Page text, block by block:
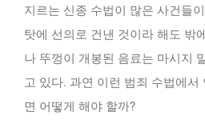
지르는 신종 수법이 많은 사건들
탓에 선의로 건낸 것이라 해도 밖
나 뚜껑이 개봉된 음료는 마시지
고 있다. 과연 이런 범죄 수법에서
면 어떻게 해야 할까?